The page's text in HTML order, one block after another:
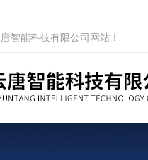
智能科技有限公司网站！